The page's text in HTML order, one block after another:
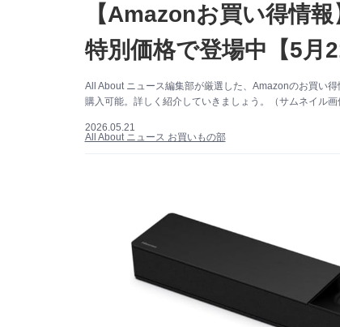
【Amazonお買い得情
特別価格で登場中【5月
All About ニュース編集部が厳選した、Amazonのお買い
購入可能。詳しく紹介していきましょう。（サムネイル画
2026.05.21
All About ニュース お買いもの部